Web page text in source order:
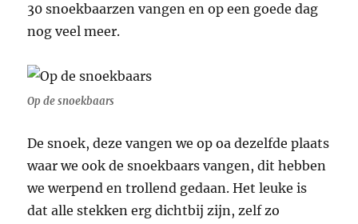
30 snoekbaarzen vangen en op een goede dag
nog veel meer.
Op de snoekbaars
De snoek, deze vangen we op oa dezelfde plaats
waar we ook de snoekbaars vangen, dit hebben
we werpend en trollend gedaan. Het leuke is
dat alle stekken erg dichtbij zijn, zelf zo